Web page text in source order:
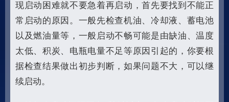
现启动困难就不要急着再启动，首先要找到不能正
常启动的原因。一般先检查机油、冷却液、蓄电池
以及燃油量等，一般启动不畅可能是由缺油、温度
太低、积炭、电瓶电量不足等原因引起的，你要根
据检查结果做出初步判断，如果问题不大，可以继
续启动。